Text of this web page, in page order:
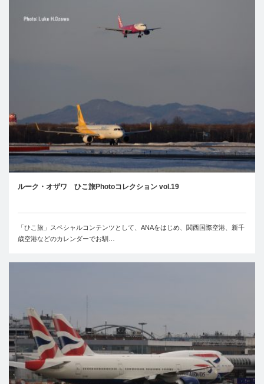
ルーク・オザワ ひこ旅Photoコレクション vol.19
「ひこ旅」スペシャルコンテンツとして、ANAをはじめ、関西国際空港、新千
歳空港などのカレンダーでお馴…